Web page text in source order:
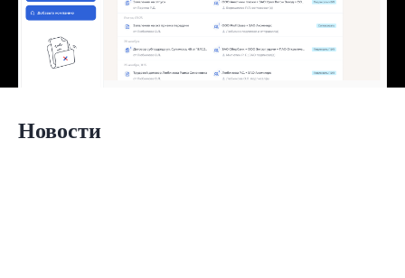
Новости